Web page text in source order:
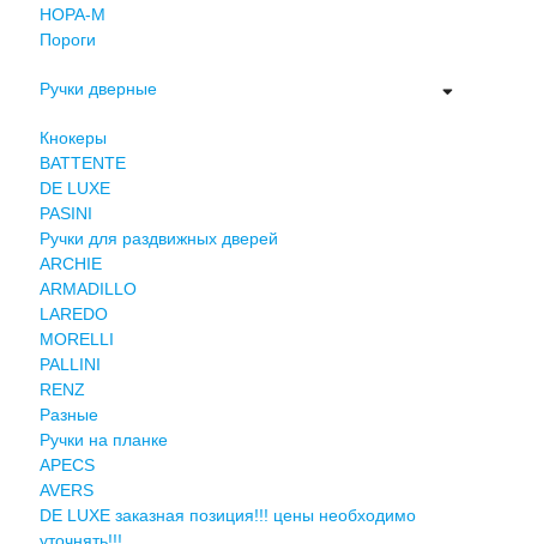
НОРА-М
Пороги
Ручки дверные
Кнокеры
BATTENTE
DE LUXE
PASINI
Ручки для раздвижных дверей
ARCHIE
ARMADILLO
LAREDO
MORELLI
PALLINI
RENZ
Разные
Ручки на планке
APECS
AVERS
DE LUXE заказная позиция!!! цены необходимо
уточнять!!!